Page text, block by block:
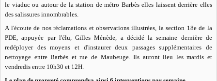
le viaduc ou autour de la station de métro Barbès elles laissent derrière elles
des salissures innombrables.
A l'écoute de nos réclamations et observations illustrées, la section 18e de la
PDE, appuyée par l'élu, Gilles Ménède, a décidé la semaine dernière de
redéployer des moyens et d'instaurer deux passages supplémentaires de
nettoyage entre Barbès et rue de Maubeuge. Ils auront lieu les mardis et
vendredis entre 10h30 et 12H.